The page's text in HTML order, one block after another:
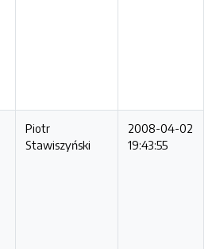
Piotr
Stawiszyński
2008-04-02
19:43:55